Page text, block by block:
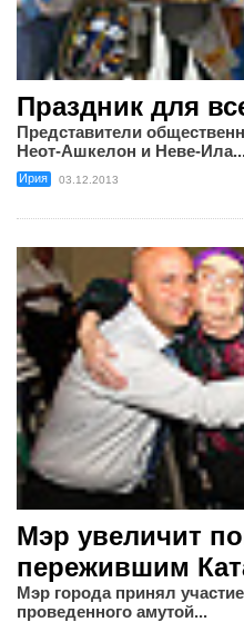
Праздник для
Представители
Неот-Ашкелон и Неве-
Ирия 03.12.2013
Мэр увеличит
пережившим
Мэр города принял
проведенного амутой...